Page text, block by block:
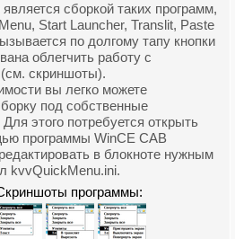
сборкой таких программ,
Start Launcher, Translit, Paste
по долгому тапу кнопки
облегчить работу с
скриншоты).
вы легко можете
под собственные
этого потребуется открыть
программы WinCE CAB
в блокноте нужным
kvvQuickMenu.ini.
программы: